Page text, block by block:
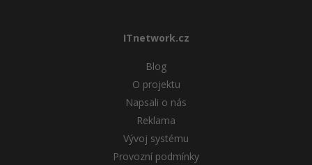
ITnetwork.cz
Blog
O projektu
Napsali o nás
Reklama
Vývoj systému
Provozní podmínky